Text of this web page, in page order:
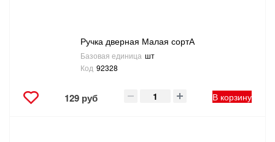
Ручка дверная Малая сортА
Базовая единица шт
Код 92328
129 руб В корзину